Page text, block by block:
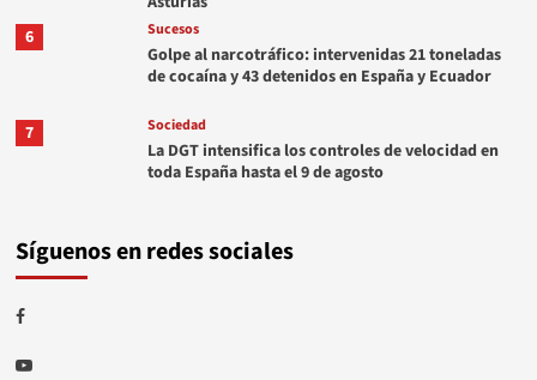
6
Sucesos
Golpe al narcotráfico: intervenidas 21 toneladas
de cocaína y 43 detenidos en España y Ecuador
7 Sociedad
La DGT intensifica los controles de velocidad en
toda España hasta el 9 de agosto
Síguenos en redes sociales
Facebook
Youtube